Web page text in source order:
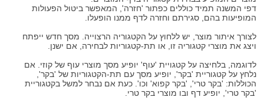
דפי המשנה תמיד כוללים כפתור 'חזרה', המאפשר ביטול הפעולות
המופיעות בהם, סגירתם וחזרה לדף ממנו הופעלו.
לצורך איתור מוצר, יש ללחוץ על הקטגוריה הרצוייה. מסך חדש ייפתח
ויצג את מוצרי קטגוריה זו, או תת-קטגוריות לבחירה, אם ישנן.
לדוגמה, בלחיצה על קטגויית 'עוף' יופיע מסך מוצרי עוף של קוזי. אם
נלחץ על קטגוריית 'בקר', יופיע מסך עם תת-הקטגוריות של 'בקר',
הכוללות: 'בקר טרי', 'בקר קפוא' וכו'. כעת אם נבחר למשל בקטגוריית
'בקר טרי', יופיע דף ובו מוצרי בקר טרי.